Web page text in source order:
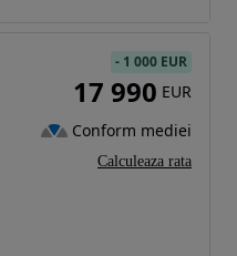
- 1 000 EUR
17 990 EUR
Conform mediei
Calculeaza rata